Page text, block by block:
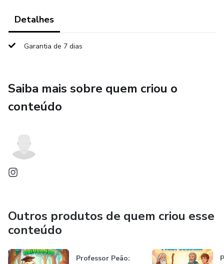
Detalhes
Garantia de 7 dias
Saiba mais sobre quem criou o
conteúdo
Outros produtos de quem criou esse
conteúdo
Professor Peão: